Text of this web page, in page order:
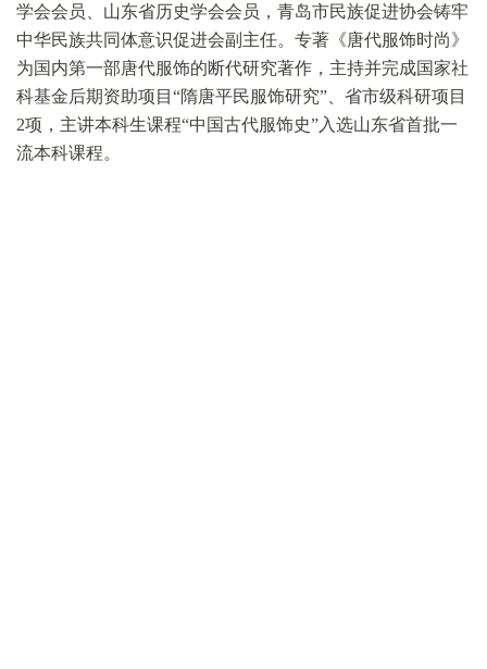
志愿报名
学会会员、山东省历史学会会员，青岛市民族促进协会铸牢
中华民族共同体意识促进会副主任。专著《唐代服饰时尚》
为国内第一部唐代服饰的断代研究著作，主持并完成国家社
科基金后期资助项目“隋唐平民服饰研究”、省市级科研项目
2项，主讲本科生课程“中国古代服饰史”入选山东省首批一
流本科课程。